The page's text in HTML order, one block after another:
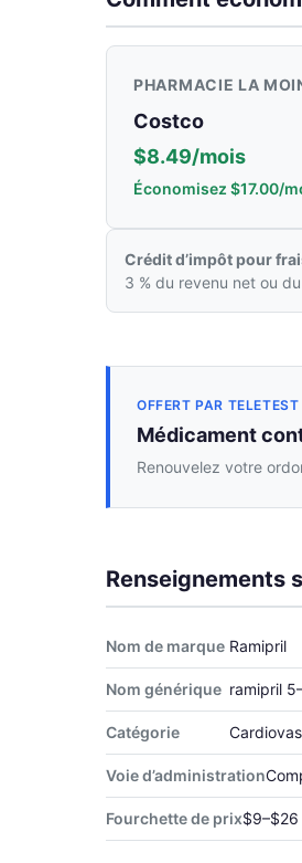
PHARMACIE LA
Costco
$8.49/mois
Économisez $17.00/
Crédit d’impôt pour
3 % du revenu net ou
OFFERT PAR TELETEST
Médicament
Renouvelez votre
Renseignements
Nom de marque Ramipril
Nom générique ramipril
Catégorie
Voie d’administration
Fourchette de prix$9–$26